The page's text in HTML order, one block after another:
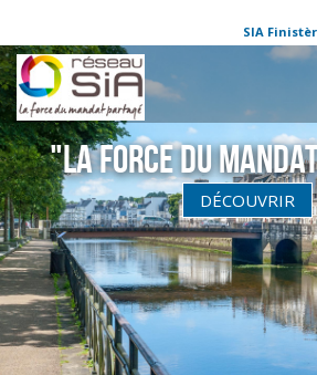
SIA Finistère:
"La Force du
DÉCOUVRIR